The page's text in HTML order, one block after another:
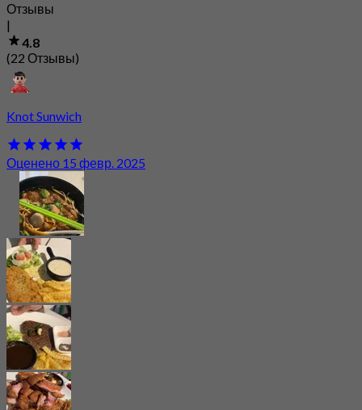
Отзывы
|
4.8
(22 Отзывы)
Knot Sunwich
Оценено 15 февр. 2025